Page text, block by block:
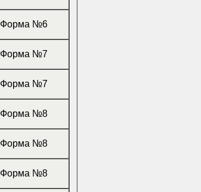
Форма №6
Форма №7
Форма №7
Форма №8
Форма №8
Форма №8